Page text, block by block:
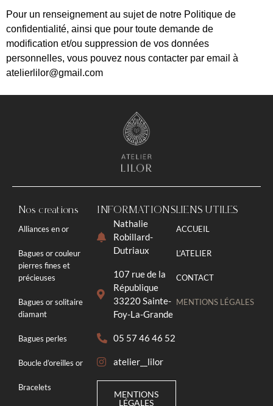
Pour un renseignement au sujet de notre Politique de
confidentialité, ainsi que pour toute demande de
modification et/ou suppression de vos données
personnelles, vous pouvez nous contacter par email à
atelierlilor@gmail.com
Nos créations
Alliances en or
Bagues or couleur
pierres fines et
précieuses
Bagues or solitaire
diamant
Bagues perles
Boucle d’oreilles or
Bracelets
INFORMATIONS
Nathalie
Robillard-
Dutriaux
107 rue de la
République
33220 Sainte-
Foy-La-Grande
05 57 46 46 52
atelier__lilor
MENTIONS
LÉGALES
LIENS UTILES
ACCUEIL
L’ATELIER
CONTACT
MENTIONS LÉGALES